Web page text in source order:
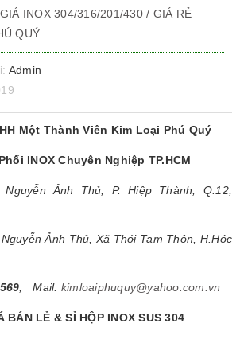
INOX 304/316/201/430 / GIÁ RẺ
QUÝ
Admin
Thành Viên Kim Loại Phú Quý
INOX Chuyên Nghiệp TP.HCM
Ảnh Thủ, P. Hiệp Thành, Q.12,
Ảnh Thủ, Xã Thới Tam Thôn, H.Hóc
; Mail: kimloaiphuquy@yahoo.com.vn
BÁN LẺ & SỈ HỘP INOX SUS 304